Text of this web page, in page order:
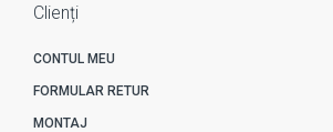
Clienți
CONTUL MEU
FORMULAR RETUR
MONTAJ